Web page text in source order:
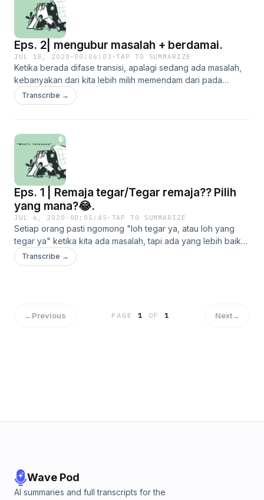
Eps. 2| mengubur masalah + berdamai.
JUL 18, 2020 · 00:06:03 ·TAP TO SUMMARIZE
Ketika berada difase transisi, apalagi sedang ada masalah,
kebanyakan dari kita lebih milih memendam dari pada
berdamai.
Transcribe →
Eps. 1 | Remaja tegar/Tegar remaja?? Pilih
yang mana?😂.
JUL 6, 2020 · 00:05:45 · TAP TO SUMMARIZE
Setiap orang pasti ngomong "loh tegar ya, atau loh yang
tegar ya" ketika kita ada masalah, tapi ada yang lebih baik
lagi yaitu "perilaku" yang tegar. Kuy lah mampir bentar biar
bisa milih kakaka😆
Transcribe →
←Previous PAGE1 OF 1 Next→
Wave Pod
AI summaries and full transcripts for the